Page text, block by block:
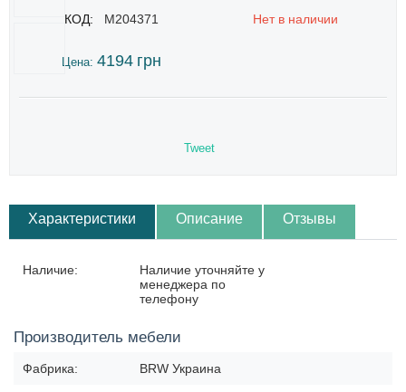
КОД: M204371 Нет в наличии
Цена: 4194 грн
Tweet
Характеристики Описание Отзывы
Наличие:
Наличие уточняйте у
менеджера по
телефону
Производитель мебели
Фабрика: BRW Украина